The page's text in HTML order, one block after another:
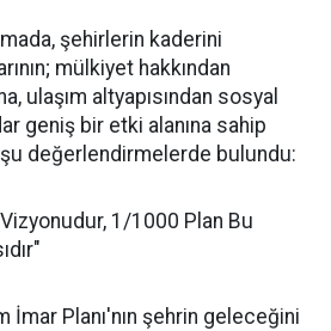
şehirlerin kaderini
mülkiyet hakkından
ulaşım altyapısından sosyal
geniş bir etki alanına sahip
değerlendirmelerde bulundu:
1/1000 Plan Bu
İmar Planı'nın şehrin geleceğini